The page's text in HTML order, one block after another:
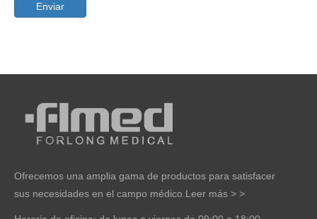
Enviar
Ofrecemos una amplia gama de productos para satisfacer
sus necesidades en el campo médico.Leer más > >